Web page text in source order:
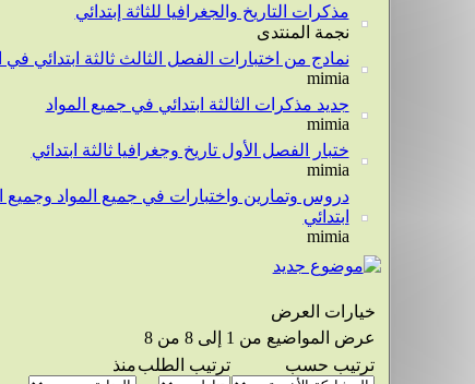
مذكرات التاريخ والجغرافيا للثاثة إبتدائي
نجمة المنتدى
نمادج من اختبارات الفصل الثالث ثالثة ابتدائي في
mimia
جديد مذكرات الثالثة ابتدائي في جميع المواد
mimia
ختبار الفصل الأول تاريخ وجغرافيا ثالثة ابتدائي
mimia
دروس وتمارين واختبارات في جميع المواد وجميع
ابتدائي
mimia
خيارات العرض
عرض المواضيع من 1 إلى 8 من 8
ترتيب حسب
ترتيب الطلبمنذ